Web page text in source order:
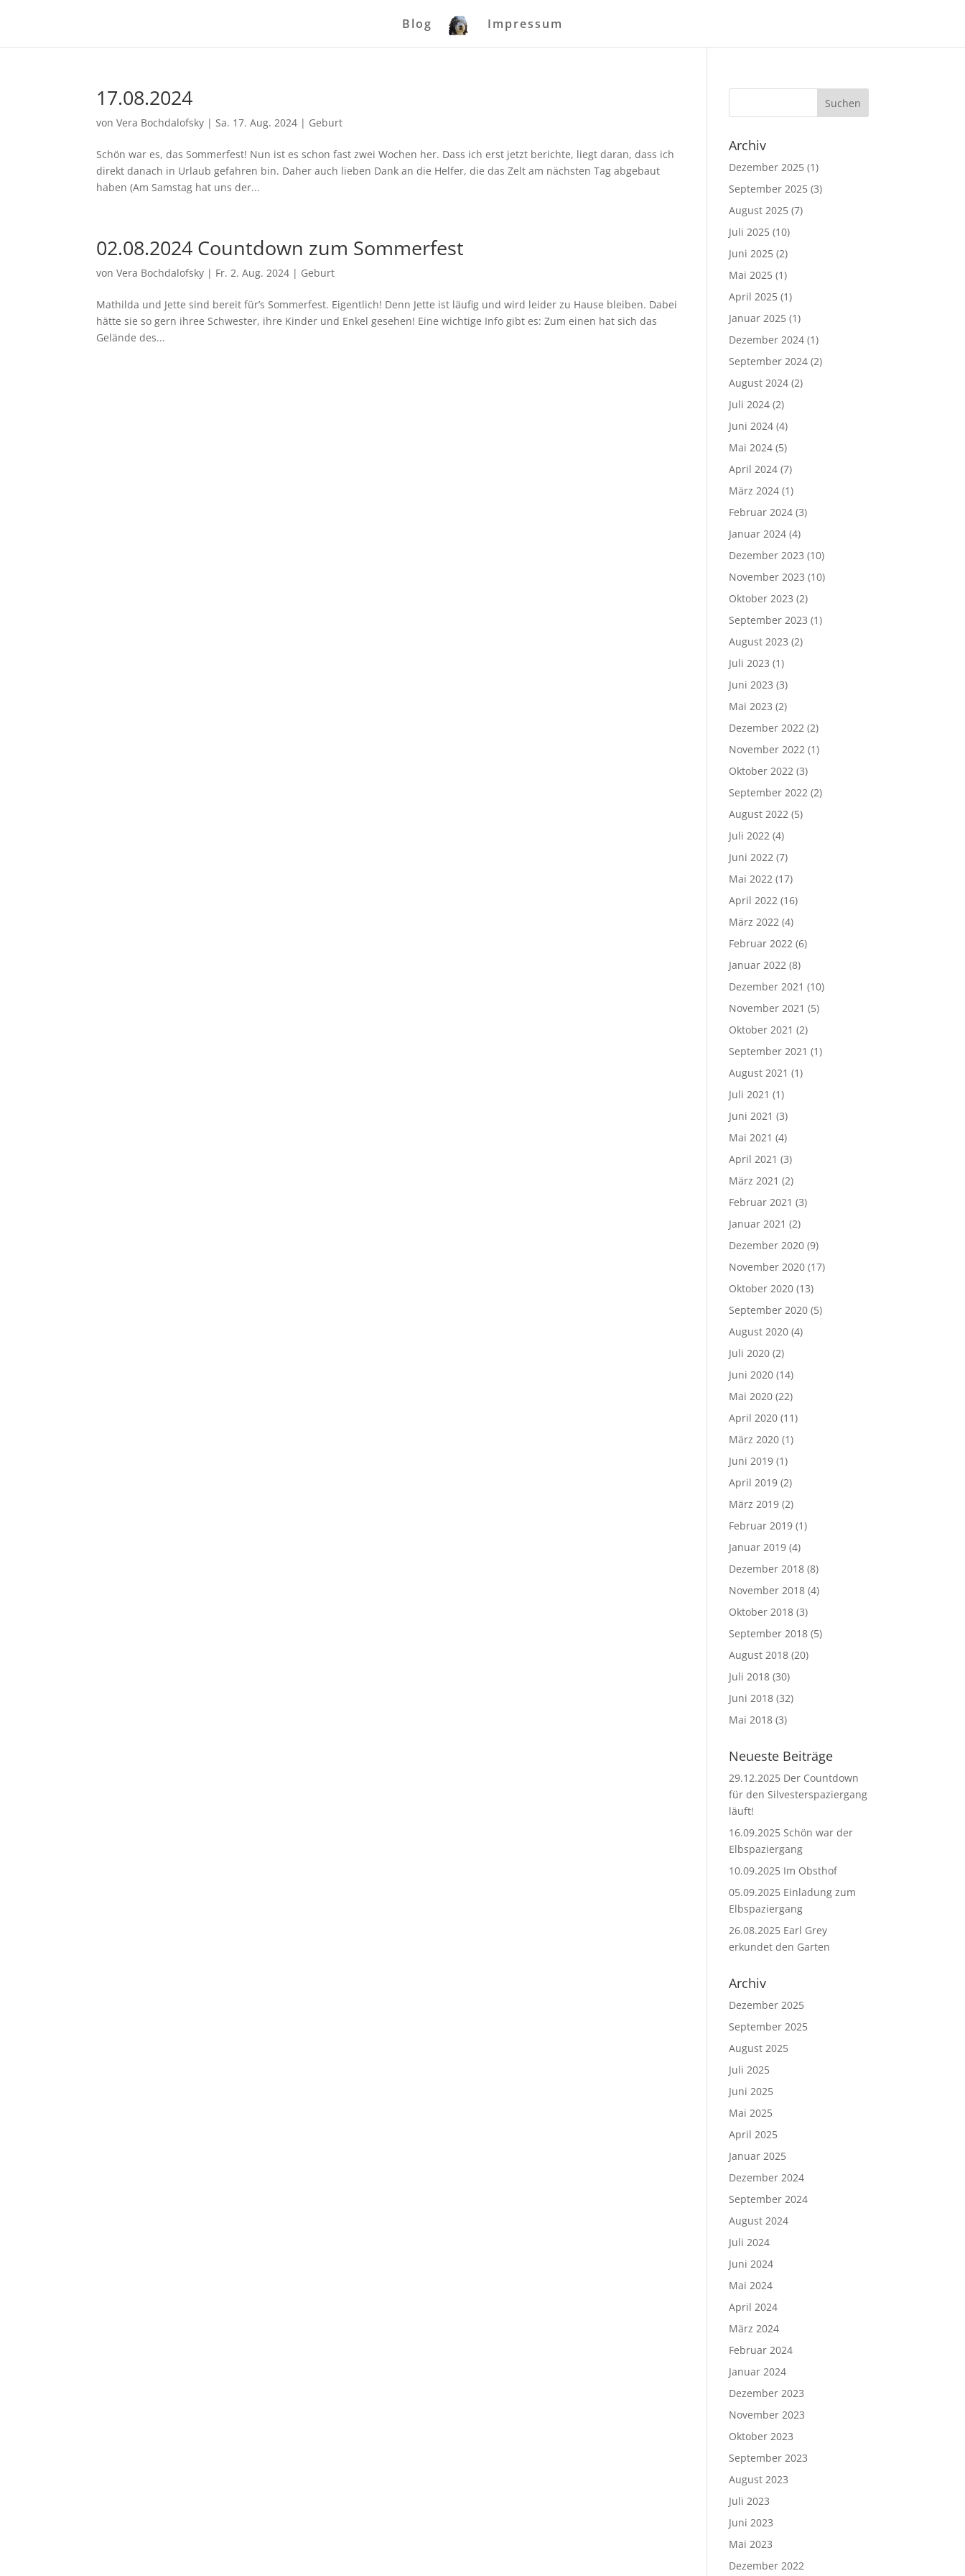
Blog Impressum
17.08.2024
vonVera Bochdalofsky |Sa. 17. Aug. 2024 | Geburt
Schön war es, das Sommerfest! Nun ist es schon fast zwei Wochen her. Dass ich erst jetzt berichte, liegt daran, dass ich
direkt danach in Urlaub gefahren bin. Daher auch lieben Dank an die Helfer, die das Zelt am nächsten Tag abgebaut
haben (Am Samstag hat uns der...
02.08.2024 Countdown zum Sommerfest
vonVera Bochdalofsky | Fr. 2. Aug. 2024 | Geburt
Mathilda und Jette sind bereit für’s Sommerfest. Eigentlich! Denn Jette ist läufig und wird leider zu Hause bleiben. Dabei
hätte sie so gern ihree Schwester, ihre Kinder und Enkel gesehen! Eine wichtige Info gibt es: Zum einen hat sich das
Gelände des...
Archiv
Dezember 2025 (1)
September 2025 (3)
August 2025 (7)
Juli 2025 (10)
Juni 2025 (2)
Mai 2025 (1)
April 2025 (1)
Januar 2025 (1)
Dezember 2024 (1)
September 2024 (2)
August 2024 (2)
Juli 2024 (2)
Juni 2024 (4)
Mai 2024 (5)
April 2024 (7)
März 2024 (1)
Februar 2024 (3)
Januar 2024 (4)
Dezember 2023 (10)
November 2023 (10)
Oktober 2023 (2)
September 2023 (1)
August 2023 (2)
Juli 2023 (1)
Juni 2023 (3)
Mai 2023 (2)
Dezember 2022 (2)
November 2022 (1)
Oktober 2022 (3)
September 2022 (2)
August 2022 (5)
Juli 2022 (4)
Juni 2022 (7)
Mai 2022 (17)
April 2022 (16)
März 2022 (4)
Februar 2022 (6)
Januar 2022 (8)
Dezember 2021 (10)
November 2021 (5)
Oktober 2021 (2)
September 2021 (1)
August 2021 (1)
Juli 2021 (1)
Juni 2021 (3)
Mai 2021 (4)
April 2021 (3)
März 2021 (2)
Februar 2021 (3)
Januar 2021 (2)
Dezember 2020 (9)
November 2020 (17)
Oktober 2020 (13)
September 2020 (5)
August 2020 (4)
Juli 2020 (2)
Juni 2020 (14)
Mai 2020 (22)
April 2020 (11)
März 2020 (1)
Juni 2019 (1)
April 2019 (2)
März 2019 (2)
Februar 2019 (1)
Januar 2019 (4)
Dezember 2018 (8)
November 2018 (4)
Oktober 2018 (3)
September 2018 (5)
August 2018 (20)
Juli 2018 (30)
Juni 2018 (32)
Mai 2018 (3)
Neueste Beiträge
29.12.2025 Der Countdown
für den Silvesterspaziergang
läuft!
16.09.2025 Schön war der
Elbspaziergang
10.09.2025 Im Obsthof
05.09.2025 Einladung zum
Elbspaziergang
26.08.2025 Earl Grey
erkundet den Garten
Archiv
Dezember 2025
September 2025
August 2025
Juli 2025
Juni 2025
Mai 2025
April 2025
Januar 2025
Dezember 2024
September 2024
August 2024
Juli 2024
Juni 2024
Mai 2024
April 2024
März 2024
Februar 2024
Januar 2024
Dezember 2023
November 2023
Oktober 2023
September 2023
August 2023
Juli 2023
Juni 2023
Mai 2023
Dezember 2022